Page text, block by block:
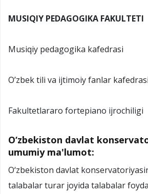
MUSIQIY PEDAGOGIKA FAKULTETI
Musiqiy pedagogika kafedrasi
O’zbek tili va ijtimoiy fanlar kafedrasi
Fakultetlararo fortepiano ijrochiligi
O‘zbekiston davlat
umumiy ma'lumot:
O‘zbekiston davlat
talabalar turar joyida talabalar